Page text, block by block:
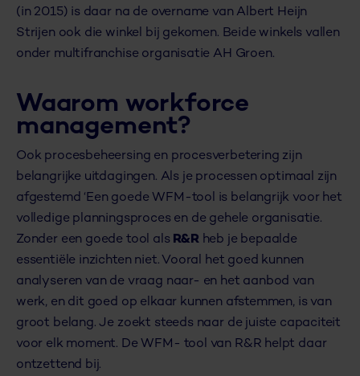
(in 2015) is daar na de overname van Albert Heijn
Strijen ook die winkel bij gekomen. Beide winkels vallen
onder multifranchise organisatie AH Groen.
Waarom workforce
management?
Ook procesbeheersing en procesverbetering zijn
belangrijke uitdagingen. Als je processen optimaal zijn
afgestemd ‘Een goede WFM-tool is belangrijk voor het
volledige planningsproces en de gehele organisatie.
Zonder een goede tool als R&R heb je bepaalde
essentiële inzichten niet. Vooral het goed kunnen
analyseren van de vraag naar- en het aanbod van
werk, en dit goed op elkaar kunnen afstemmen, is van
groot belang. Je zoekt steeds naar de juiste capaciteit
voor elk moment. De WFM- tool van R&R helpt daar
ontzettend bij.